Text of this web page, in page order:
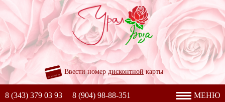
Ввести номер дисконтной карты
8 (343) 379 03 93 8 (904) 98-88-351 МЕНЮ